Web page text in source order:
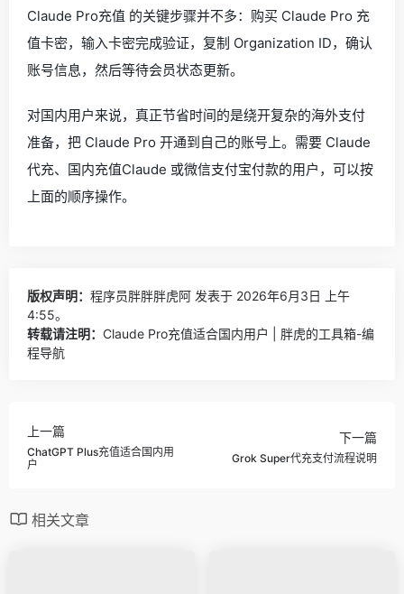
Claude Pro充值 的关键步骤并不多：购买 Claude Pro 充
值卡密，输入卡密完成验证，复制 Organization ID，确认
账号信息，然后等待会员状态更新。
对国内用户来说，真正节省时间的是绕开复杂的海外支付
准备，把 Claude Pro 开通到自己的账号上。需要 Claude
代充、国内充值Claude 或微信支付宝付款的用户，可以按
上面的顺序操作。
版权声明： 程序员胖胖胖虎阿 发表于 2026年6月3日 上午
4:55。
转载请注明： Claude Pro充值适合国内用户 | 胖虎的工具箱-编
程导航
上一篇
ChatGPT Plus充值适合国内用
户
下一篇
Grok Super代充支付流程说明
相关文章